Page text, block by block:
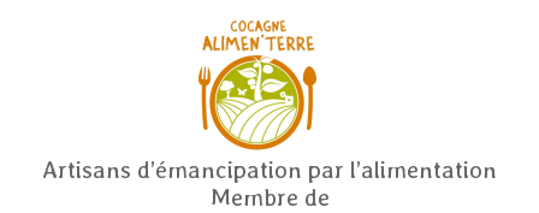
Artisans d’émancipation par l’alimentation
Membre de